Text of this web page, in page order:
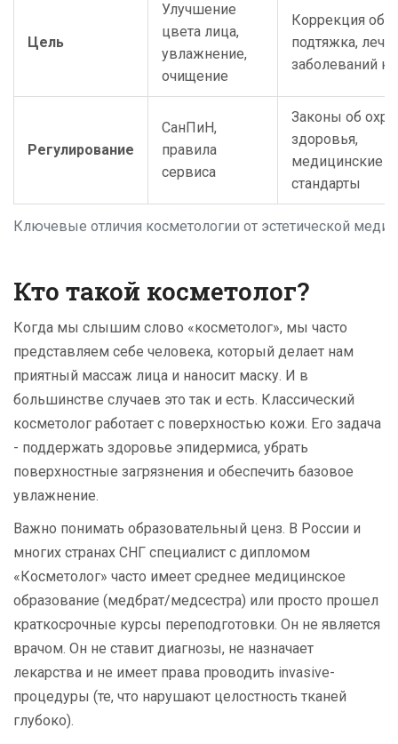
Ключевые отличия косметологии от эстетической
Цель
Улучшение
цвета лица,
увлажнение,
очищение
Коррекция
подтяжка,
заболеваний
Регулирование
СанПиН,
правила
сервиса
Законы об
здоровья,
медицинские
стандарты
Кто такой косметолог?
Когда мы слышим слово «косметолог», мы часто
представляем себе человека, который делает нам
приятный массаж лица и наносит маску. И в
большинстве случаев это так и есть. Классический
косметолог работает с поверхностью кожи. Его задача
- поддержать здоровье эпидермиса, убрать
поверхностные загрязнения и обеспечить базовое
увлажнение.
Важно понимать образовательный ценз. В России и
многих странах СНГ специалист с дипломом
«Косметолог» часто имеет среднее медицинское
образование (медбрат/медсестра) или просто прошел
краткосрочные курсы переподготовки. Он не является
врачом. Он не ставит диагнозы, не назначает
лекарства и не имеет права проводить invasive-
процедуры (те, что нарушают целостность тканей
глубоко).